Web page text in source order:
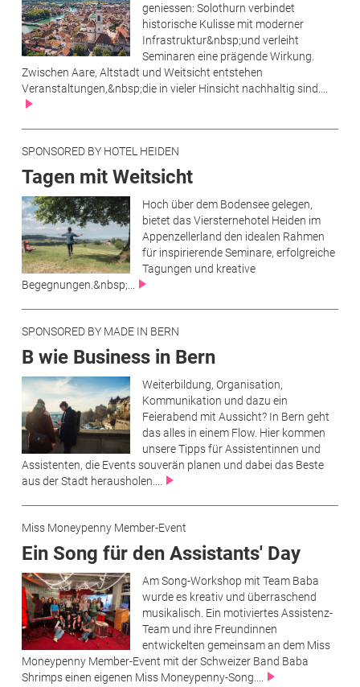
geniessen: Solothurn verbindet
historische Kulisse mit moderner
Infrastruktur&nbsp;und verleiht
Seminaren eine prägende Wirkung.
Zwischen Aare, Altstadt und Weitsicht entstehen
Veranstaltungen,&nbsp;die in vieler Hinsicht nachhaltig sind....
SPONSORED BY HOTEL HEIDEN
Tagen mit Weitsicht
Hoch über dem Bodensee gelegen,
bietet das Viersternehotel Heiden im
Appenzellerland den idealen Rahmen
für inspirierende Seminare, erfolgreiche
Tagungen und kreative
Begegnungen.&nbsp;...
SPONSORED BY MADE IN BERN
B wie Business in Bern
Weiterbildung, Organisation,
Kommunikation und dazu ein
Feierabend mit Aussicht? In Bern geht
das alles in einem Flow. Hier kommen
unsere Tipps für Assistentinnen und
Assistenten, die Events souverän planen und dabei das Beste
aus der Stadt herausholen....
Miss Moneypenny Member-Event
Ein Song für den Assistants' Day
Am Song-Workshop mit Team Baba
wurde es kreativ und überraschend
musikalisch. Ein motiviertes Assistenz-
Team und ihre Freundinnen
entwickelten gemeinsam an dem Miss
Moneypenny Member-Event mit der Schweizer Band Baba
Shrimps einen eigenen Miss Moneypenny-Song....